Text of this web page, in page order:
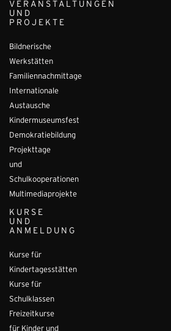
VERANSTALTUNGEN
UND
PROJEKTE
Bildnerische
Werkstätten
Familiennachmittage
Internationale
Austausche
Kindermuseumsfest
Demokratiebildung
Projekttage
und
Schulkooperationen
Multimediaprojekte
KURSE
UND
ANMELDUNG
Kurse für
Kindertagesstätten
Kurse für
Schulklassen
Freizeitkurse
für Kinder und